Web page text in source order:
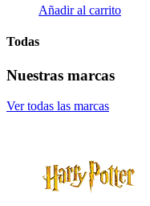
Añadir al carrito
Todas
Nuestras marcas
Ver todas las marcas